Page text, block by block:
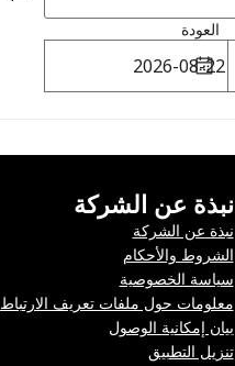
العودة
نبذة عن الشركة
نبذة عن الشركة
الشروط والأحكام
سياسة الخصوصية
معلومات حول ملفات تعريف الارتباط
بيان إمكانية الوصول
تنزيل التطبيق